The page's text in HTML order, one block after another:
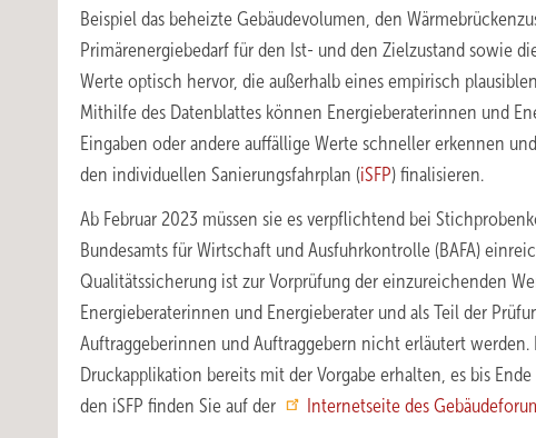
Beispiel das beheizte Gebäudevolumen, den
Primärenergiebedarf für den Ist- und den Zielzustand sowie
Werte optisch hervor, die außerhalb eines empirisch
Mithilfe des Datenblattes können Energieberaterinnen und
Eingaben oder andere auffällige Werte schneller erkennen
den individuellen Sanierungsfahrplan (iSFP) finalisieren.
Ab Februar 2023 müssen sie es verpflichtend bei
Bundesamts für Wirtschaft und Ausfuhrkontrolle (BAFA)
Qualitätssicherung ist zur Vorprüfung der einzureichenden
Energieberaterinnen und Energieberater und als Teil der
Auftraggeberinnen und Auftraggebern nicht erläutert
Druckapplikation bereits mit der Vorgabe erhalten, es bis
den iSFP finden Sie auf der
Internetseite des